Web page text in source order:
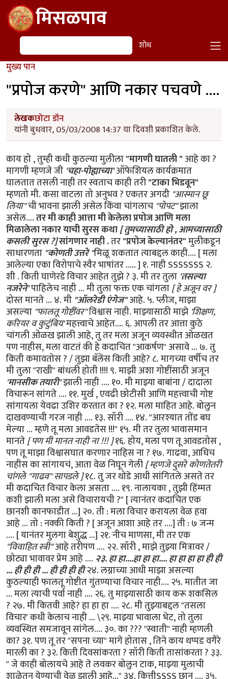
Skip to main contentमिसळपाव
शोध शोध
मुख्य पान
"प्रपोज करणे" आणि नकार पचवणे ....
लेखकछोटा डॉन
यांनी बुधवार, 05/03/2008 14:37 या दिवशी प्रकाशित केले.
काय हो , तुम्ही कधी कुठल्या मुलीला"मागणी घातली "आहे का ?
मागणी म्हणजे जी 'चहा-पोह्याच्या'ऑफेशियल कार्यक्रमात
घालतात तसली नाही तर स्वताच काही तरी"टाका भिडवून"
म्हणतो मी. कसा वाटला तो अनुभव ? एकतर अगदी "आस्मान छू
लिया"ची भावना झाली असेल किंवा चांगलाच "पोपट"झाला
असेल....तर मी काही आत्ता मी केलेला प्रपोज आणि मला
मिळालेला नकार याची सुरस कथा[ तुमच्यासाठी हो , आमच्यासाठी
कसली सुरस ?]सांगणार नाही .तर"प्रपोज केल्यानंतर"मुलीकडून
साधारणता "कोणती उत्तरे "मिळू शकतात त्याबद्दल काही.... [ मला
आलेल्या एका विरोपाचे स्वैर भाषांतर ..... ] १. नाही SSSSSSS २.
शी . किती घाणेरडे विचार आहेत तुझे ? ३. मी तर तुला 'तसल्या
नजरेने'पाहिलेच नाही ... मी तुला फक्त एक चांगला[ हे अजून वर ]
दोस्त मानते ... ४. मी "ऑलरेडी एंगेज"आहे. ५. प्लीज, माझा
असल्या "फालतू गोष्टींवर"विश्वास नाही. माझ्यासाठी माझे 'शिक्षण,
करियर व कुटुंबिय'महत्त्वाचे आहेत.... ६. आपली तर आत्ता कुठे
चांगली ओळख झाली आहे, तु तर मला अजून व्यवस्थीत ओळखत
पण नाहीस, मला वाटतं की हे कदाचित "आकर्षण" असावे ... ७. तु
किती कमावतोस ? / तुझा बॅलेंस किती आहे? ८. मागच्या वर्षीच तर
मी तुला "राखी" बांधली होती !!!! ९. माझी अशा गोष्टींसाठी अजून
'मानसीक तयारी'झाली नाही .... १०. मी माझ्या बाबांना / दादाला
विचारून सांगते .... ११. मुर्ख , एवढी छोटीसी आणि महत्त्वाची गोष्ट
सांगायला येवढा उशिर करतात का ? १२. मला माहित आहे. बोलुन
दाखवण्याची गरज नाही .... १३. सॉरी .... १४. "आरश्यात तोंड बघ
मेल्या ... म्हणे तू मला आवडतेस !!!" १५. मी तर तुला भावासमान
मानते[ पण मी मानत नाही ना !!! ]१६. होय, मला पण तू आवडतोस ,
पण तू माझा विश्वासघात करणार नाहिस ना ? १७. गाढवा, आधिच
नाहीस का सांगायचं, आता वेळ निघून गेली[ म्हणजे दुसरे कोणतेतरी
चांगले "गाढव" सापडले ]१८. तु जर थोडे आधी सांगितले असते तर
मी कदाचित विचार केला असता .... १९. नालायका , तुझी हिंम्मत
कशी झाली मला असे विचारायची ?" [ त्यानंतर कदाचित एक
छानशी कानफाडीत ...] २०. ती : मला विचार करायला वेळ हवा
आहे ... तो : नक्की किती ? [ अजून आशा आहे तर ....] ती : ७ जन्म
.... [ यानंतर मुलगा बेशुद्ध ...] २१. नीच माणसा, मी तर एक
"विवाहित स्त्री"आहे तरीपण .... २२. सॉरी , माझे तुझ्या मित्रावर /
छोट्या भावावर प्रेम आहे .... २३. हा हा....हा हा हा.... हा हा हा हा ही ही
... ही ही ही ... ही ही ही ही२४. लग्नाच्या आधी माझा असल्या
कुठल्याही फालतू गोष्टीत गुंतण्याचा विचार नाही.... २५. मातीत जा
... मला त्याची पर्वा नाही .... २६. तु माझ्यासाठी काय करू शकसिल
? २७. मी कितवी आहे? हा हा हा .... २८. मी तुझ्याबद्दल "तसला
विचार' कधी केलाच नाही ... \२९. माझ्या भावाला भेट, तो तुला
व्यवस्थित समजावून सांगेल.... ३०. का ??? "स्वाती" नाही म्हणली
का? ३१. पण तू तर "सपना च्या" मागे होतास , तिने काय थप्पड वगैरे
मारली का ? ३२. किती दिवसांकरता ? सॉरी किती तासांकरता ? ३३.
" जे काही बोलायचे आहे ते लवकर बोलुन टाक, माझ्या मुलाची